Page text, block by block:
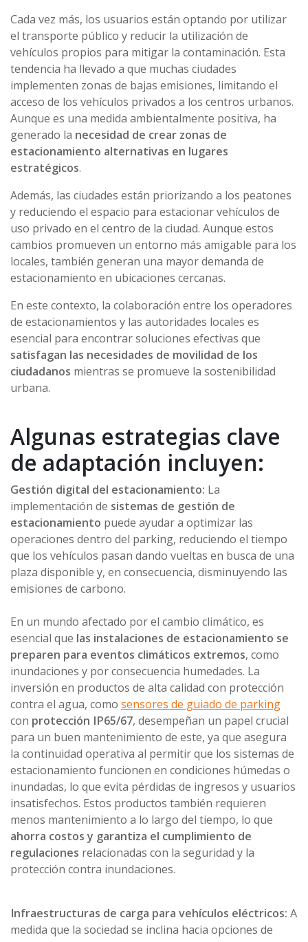
Cada vez más, los usuarios están optando por utilizar
el transporte público y reducir la utilización de
vehículos propios para mitigar la contaminación. Esta
tendencia ha llevado a que muchas ciudades
implementen zonas de bajas emisiones, limitando el
acceso de los vehículos privados a los centros urbanos.
Aunque es una medida ambientalmente positiva, ha
generado la necesidad de crear zonas de
estacionamiento alternativas en lugares
estratégicos.
Además, las ciudades están priorizando a los peatones
y reduciendo el espacio para estacionar vehículos de
uso privado en el centro de la ciudad. Aunque estos
cambios promueven un entorno más amigable para los
locales, también generan una mayor demanda de
estacionamiento en ubicaciones cercanas.
En este contexto, la colaboración entre los operadores
de estacionamientos y las autoridades locales es
esencial para encontrar soluciones efectivas que
satisfagan las necesidades de movilidad de los
ciudadanos mientras se promueve la sostenibilidad
urbana.
Algunas estrategias clave
de adaptación incluyen:
Gestión digital del estacionamiento: La
implementación de sistemas de gestión de
estacionamiento puede ayudar a optimizar las
operaciones dentro del parking, reduciendo el tiempo
que los vehículos pasan dando vueltas en busca de una
plaza disponible y, en consecuencia, disminuyendo las
emisiones de carbono.
En un mundo afectado por el cambio climático, es
esencial que las instalaciones de estacionamiento se
preparen para eventos climáticos extremos, como
inundaciones y por consecuencia humedades. La
inversión en productos de alta calidad con protección
contra el agua, como sensores de guiado de parking
con protección IP65/67, desempeñan un papel crucial
para un buen mantenimiento de este, ya que asegura
la continuidad operativa al permitir que los sistemas de
estacionamiento funcionen en condiciones húmedas o
inundadas, lo que evita pérdidas de ingresos y usuarios
insatisfechos. Estos productos también requieren
menos mantenimiento a lo largo del tiempo, lo que
ahorra costos y garantiza el cumplimiento de
regulaciones relacionadas con la seguridad y la
protección contra inundaciones.
Infraestructuras de carga para vehículos eléctricos: A
medida que la sociedad se inclina hacia opciones de